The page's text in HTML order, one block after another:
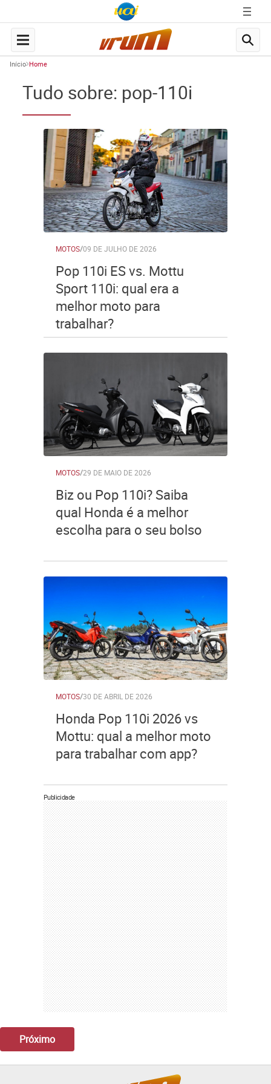
Início Home
Tudo sobre: pop-110i
MOTOS/09 DE JULHO DE 2026
Pop 110i ES vs. Mottu
Sport 110i: qual era a
melhor moto para
trabalhar?
MOTOS/29 DE MAIO DE 2026
Biz ou Pop 110i? Saiba
qual Honda é a melhor
escolha para o seu bolso
MOTOS/30 DE ABRIL DE 2026
Honda Pop 110i 2026 vs
Mottu: qual a melhor moto
para trabalhar com app?
Publicidade
Próximo